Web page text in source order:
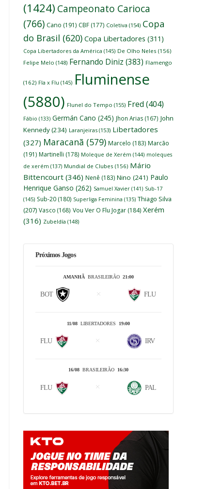
(1424) Campeonato Carioca
(766) Cano (191) CBF (177) Coletiva (154) Copa
do Brasil (620) Copa Libertadores (311)
Copa Libertadores da América (145) De Olho Neles (156)
Felipe Melo (148) Fernando Diniz (383) Flamengo
(162) Fla x Flu (145) Fluminense
(5880) Flunel do Tempo (155) Fred (404)
Fábio (133) Germán Cano (245) Jhon Arias (167) John
Kennedy(234) Laranjeiras (153) Libertadores
(327) Maracanã (579) Marcelo (183) Marcão
(191) Martinelli (178) Moleque de Xerém (144) moleques
de xerém (137) Mundial de Clubes (156) Mário
Bittencourt (346) Nenê (183) Nino (241) Paulo
Henrique Ganso (262) Samuel Xavier (141) Sub-17
(145) Sub-20 (180) Superliga Feminina (135) Thiago Silva
(207) Vasco (168) Vou Ver O Flu Jogar (184) Xerém
(316) Zubeldía (148)
Próximos Jogos
AMANHÃ BRASILEIRÃO 21:00
BOT FLU
11/08 LIBERTADORES 19:00
FLU IRV
16/08 BRASILEIRÃO 16:30
FLU PAL